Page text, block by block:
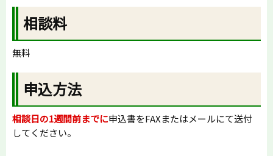
相談料
無料
申込方法
相談日の1週間前までに申込書をFAXまたはメールにて送付
してください。